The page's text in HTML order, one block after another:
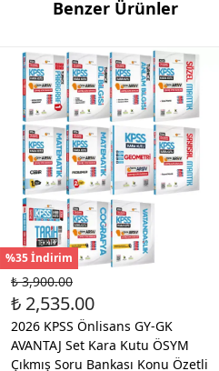
Benzer Ürünler
%35 İndirim
₺ 3,900.00
₺ 2,535.00
2026 KPSS Önlisans GY-GK
AVANTAJ Set Kara Kutu ÖSYM
Çıkmış Soru Bankası Konu Özetli